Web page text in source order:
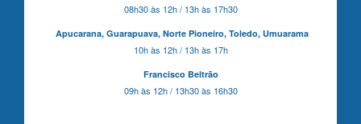
08h30 às 12h / 13h às 17h30
Apucarana, Guarapuava, Norte Pioneiro, Toledo, Umuarama
10h às 12h / 13h às 17h
Francisco Beltrão
09h às 12h / 13h30 às 16h30